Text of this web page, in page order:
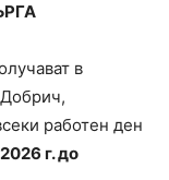
в
работен ден
г. до